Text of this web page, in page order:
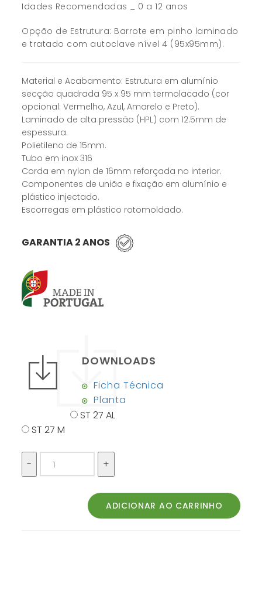
Idades Recomendadas _ 0 a 12 anos
Opção de Estrutura: Barrote em pinho laminado
e tratado com autoclave nível 4 (95x95mm).
Material e Acabamento: Estrutura em alumínio
secção quadrada 95 x 95 mm termolacado (cor
opcional: Vermelho, Azul, Amarelo e Preto).
Laminado de alta pressão (HPL) com 12.5mm de
espessura.
Polietileno de 15mm.
Tubo em inox 316
Corda em nylon de 16mm reforçada no interior.
Componentes de união e fixação em alumínio e
plástico injectado.
Escorregas em plástico rotomoldado.
GARANTIA 2 ANOS
DOWNLOADS
Ficha Técnica
Planta
ST 27 AL
ST 27 M